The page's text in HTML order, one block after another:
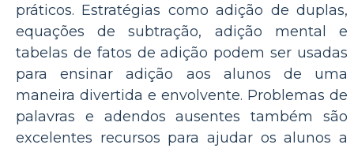
práticos. Estratégias como adição de duplas,
equações de subtração, adição mental e
tabelas de fatos de adição podem ser usadas
para ensinar adição aos alunos de uma
maneira divertida e envolvente. Problemas de
palavras e adendos ausentes também são
excelentes recursos para ajudar os alunos a